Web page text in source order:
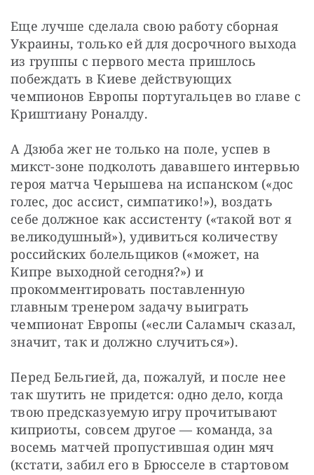
Еще лучше сделала свою работу сборная
Украины, только ей для досрочного выхода
из группы с первого места пришлось
побеждать в Киеве действующих
чемпионов Европы португальцев во главе с
Криштиану Роналду.
А Дзюба жег не только на поле, успев в
микст-зоне подколоть дававшего интервью
героя матча Черышева на испанском («дос
голес, дос ассист, симпатико!»), воздать
себе должное как ассистенту («такой вот я
великодушный»), удивиться количеству
российских болельщиков («может, на
Кипре выходной сегодня?») и
прокомментировать поставленную
главным тренером задачу выиграть
чемпионат Европы («если Саламыч сказал,
значит, так и должно случиться»).
Перед Бельгией, да, пожалуй, и после нее
так шутить не придется: одно дело, когда
твою предсказуемую игру прочитывают
киприоты, совсем другое — команда, за
восемь матчей пропустившая один мяч
(кстати, забил его в Брюсселе в стартовом